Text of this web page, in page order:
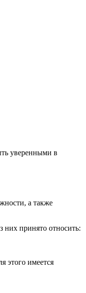
уверенными в
а также
них принято относить:
этого имеется